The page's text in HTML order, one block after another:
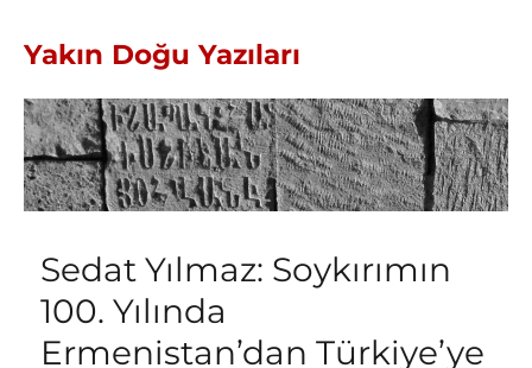
Yakın Doğu Yazıları
Sedat Yılmaz: Soykırımın
100. Yılında
Ermenistan’dan Türkiye’ye